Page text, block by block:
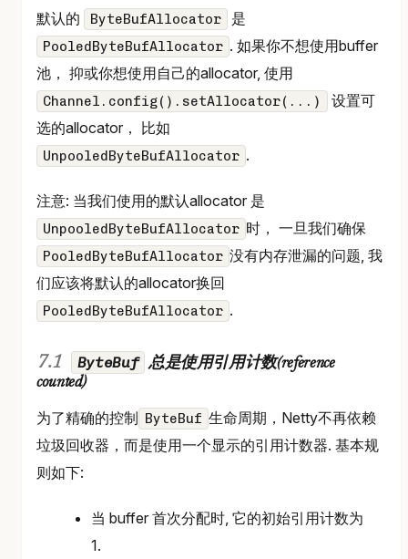
默认的 ByteBufAllocator 是
PooledByteBufAllocator . 如果你不想使用buffer
池， 抑或你想使用自己的allocator, 使用
Channel.config().setAllocator(...)
设置可
选的allocator， 比如
UnpooledByteBufAllocator .
注意: 当我们使用的默认allocator 是
UnpooledByteBufAllocator 时， 一旦我们确保
PooledByteBufAllocator 没有内存泄漏的问题, 我
们应该将默认的allocator换回
PooledByteBufAllocator .
ByteBuf 总是使用引用计数(reference
counted)
为了精确的控制 ByteBuf 生命周期，Netty不再依赖
垃圾回收器，而是使用一个显示的引用计数器. 基本规
则如下:
当 buffer 首次分配时, 它的初始引用计数为
1.